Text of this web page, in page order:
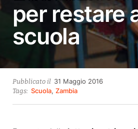
per restare
scuola
Pubblicato il 31 Maggio 201628
Tags: Scuola,Zambia